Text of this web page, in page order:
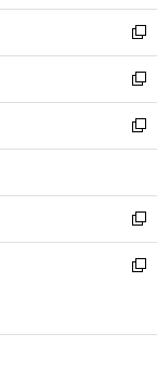
開
く
ウ
で
開
く
ウ
ィ
ン
ド
ウ
で
開
し
い
ウ
ィ
ン
ド
ウ
開
く
新
し
い
ウ
ィ
ン
ウ
で
開
く
新
し
い
ウ
ン
ド
ウ
で
新
し
ウ
ィ
ン
ド
開
新
し
い
ン
新
ウ